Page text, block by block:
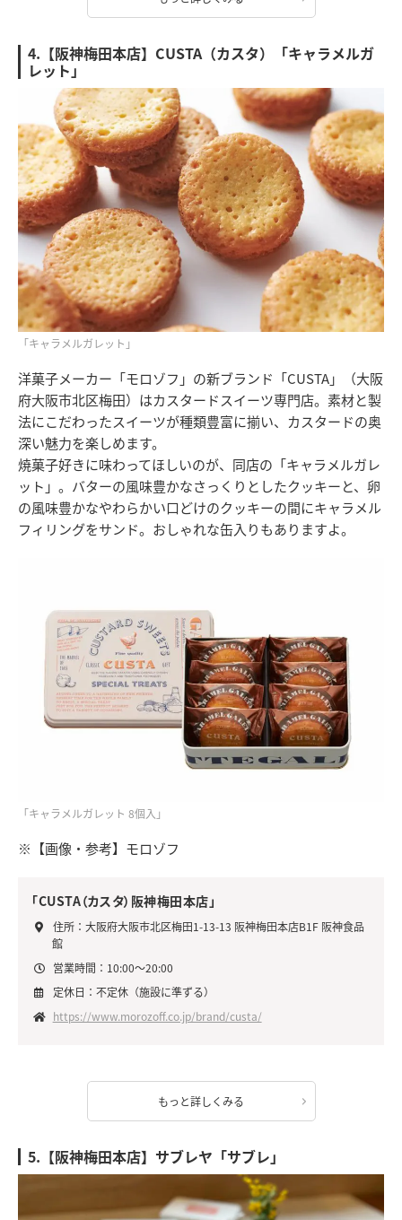
4.【阪神梅田本店】CUSTA（カスタ）「キャラメルガ
レット」
「キャラメルガレット」
洋菓子メーカー「モロゾフ」の新ブランド「CUSTA」（大阪
府大阪市北区梅田）はカスタードスイーツ専門店。素材と製
法にこだわったスイーツが種類豊富に揃い、カスタードの奥
深い魅力を楽しめます。
焼菓子好きに味わってほしいのが、同店の「キャラメルガレ
ット」。バターの風味豊かなさっくりとしたクッキーと、卵
の風味豊かなやわらかい口どけのクッキーの間にキャラメル
フィリングをサンド。おしゃれな缶入りもありますよ。
「キャラメルガレット 8個入」
※【画像・参考】モロゾフ
「CUSTA（カスタ）阪神梅田本店」
住所：大阪府大阪市北区梅田1-13-13 阪神梅田本店B1F 阪神食品
館
営業時間：10:00～20:00
定休日：不定休（施設に準ずる）
https://www.morozoff.co.jp/brand/custa/
もっと詳しくみる
5.【阪神梅田本店】サブレヤ「サブレ」